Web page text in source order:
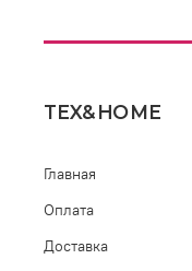
TEX&HOME
Главная
Оплата
Доставка